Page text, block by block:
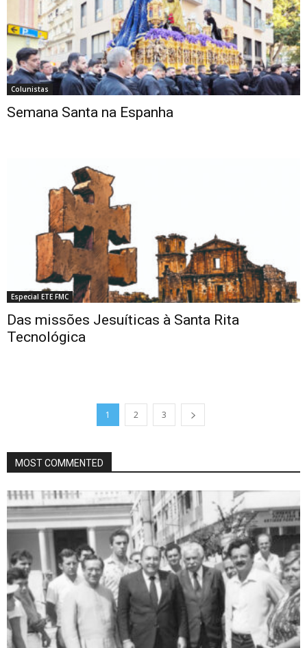
Colunistas
Semana Santa na Espanha
Especial ETE FMC
Das missões Jesuíticas à Santa Rita
Tecnológica
1 2 3
MOST COMMENTED